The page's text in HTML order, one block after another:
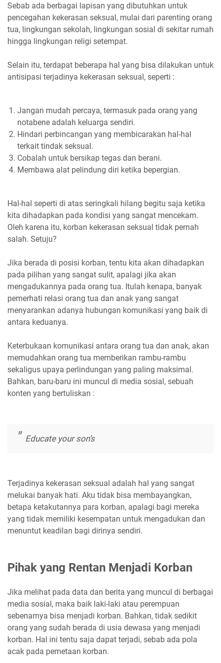
Sebab ada berbagai lapisan yang dibutuhkan untuk
pencegahan kekerasan seksual, mulai dari parenting orang
tua, lingkungan sekolah, lingkungan sosial di sekitar rumah
hingga lingkungan religi setempat.
Selain itu, terdapat beberapa hal yang bisa dilakukan untuk
antisipasi terjadinya kekerasan seksual, seperti :
Jangan mudah percaya, termasuk pada orang yang
notabene adalah keluarga sendiri.
Hindari perbincangan yang membicarakan hal-hal
terkait tindak seksual.
Cobalah untuk bersikap tegas dan berani.
Membawa alat pelindung diri ketika bepergian.
Hal-hal seperti di atas seringkali hilang begitu saja ketika
kita dihadapkan pada kondisi yang sangat mencekam.
Oleh karena itu, korban kekerasan seksual tidak pernah
salah. Setuju?
Jika berada di posisi korban, tentu kita akan dihadapkan
pada pilihan yang sangat sulit, apalagi jika akan
mengadukannya pada orang tua. Itulah kenapa, banyak
pemerhati relasi orang tua dan anak yang sangat
menyarankan adanya hubungan komunikasi yang baik di
antara keduanya.
Keterbukaan komunikasi antara orang tua dan anak, akan
memudahkan orang tua memberikan rambu-rambu
sekaligus upaya perlindungan yang paling maksimal.
Bahkan, baru-baru ini muncul di media sosial, sebuah
konten yang bertuliskan :
Educate your son’s
Terjadinya kekerasan seksual adalah hal yang sangat
melukai banyak hati. Aku tidak bisa membayangkan,
betapa ketakutannya para korban, apalagi bagi mereka
yang tidak memiliki kesempatan untuk mengadukan dan
menuntut keadilan bagi dirinya sendiri.
Pihak yang Rentan Menjadi Korban
Jika melihat pada data dan berita yang muncul di berbagai
media sosial, maka baik laki-laki atau perempuan
sebenarnya bisa menjadi korban. Bahkan, tidak sedikit
orang yang sudah berada di usia dewasa yang menjadi
korban. Hal ini tentu saja dapat terjadi, sebab ada pola
acak pada pemetaan korban.